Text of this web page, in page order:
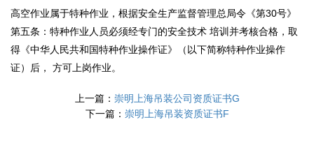
高空作业属于特种作业，根据安全生产监督管理总局令《第30号》
第五条：特种作业人员必须经专门的安全技术 培训并考核合格，取
得《中华人民共和国特种作业操作证》（以下简称特种作业操作
证）后， 方可上岗作业。
上一篇： 崇明上海吊装公司资质证书G
下一篇： 崇明上海吊装资质证书F